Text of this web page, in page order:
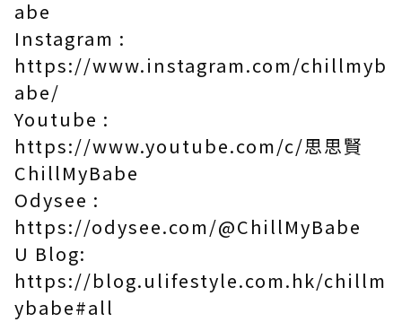
abe​
Instagram :
https://www.instagram.com/chillmyb
abe/​
Youtube :
https://www.youtube.com/c/思思賢
ChillMyBabe
Odysee :
https://odysee.com/@ChillMyBabe
U Blog:
https://blog.ulifestyle.com.hk/chillm
ybabe#all